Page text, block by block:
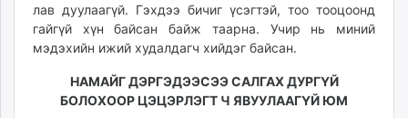
лав дуулаагүй. Гэхдээ бичиг үсэгтэй, тоо тооцоонд
гайгүй хүн байсан байж таарна. Учир нь миний
мэдэхийн ижий худалдагч хийдэг байсан.
НАМАЙГ ДЭРГЭДЭЭСЭЭ САЛГАХ ДУРГҮЙ
БОЛОХООР ЦЭЦЭРЛЭГТ Ч ЯВУУЛААГҮЙ ЮМ